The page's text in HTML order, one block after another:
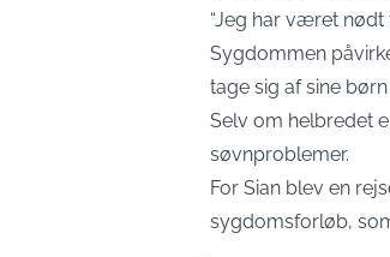
“Jeg har været
Sygdommen
tage sig af sine
Selv om helbredet
søvnproblemer.
For Sian blev en
sygdomsforløb,